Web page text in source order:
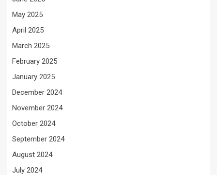
May 2025
April 2025
March 2025
February 2025
January 2025
December 2024
November 2024
October 2024
September 2024
August 2024
July 2024